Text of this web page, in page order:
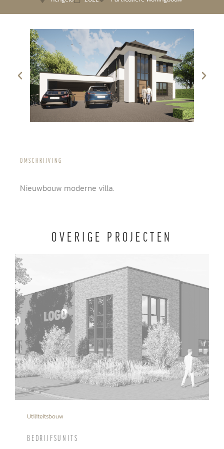
OMSCHRIJVING
Nieuwbouw moderne villa.
OVERIGE PROJECTEN
Utiliteitsbouw
BEDRIJFSUNITS